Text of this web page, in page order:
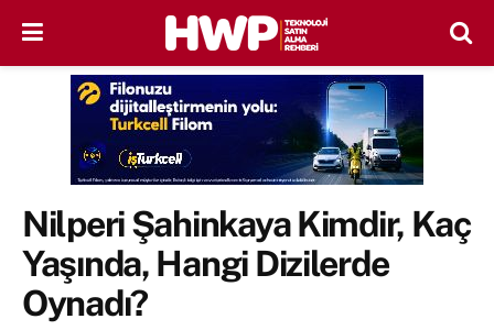
Nilperi Şahinkaya Kimdir, Kaç
Yaşında, Hangi Dizilerde
Oynadı?